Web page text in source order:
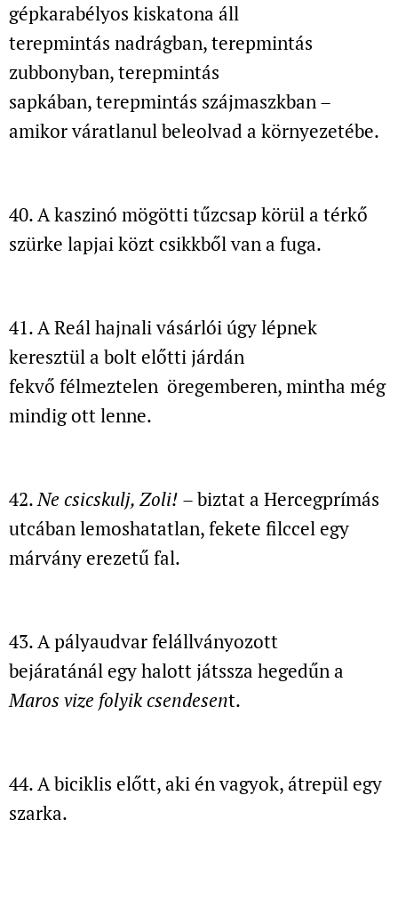
gépkarabélyos kiskatona áll
terepmintás nadrágban, terepmintás
zubbonyban, terepmintás
sapkában, terepmintás szájmaszkban –
amikor váratlanul beleolvad a környezetébe.
40. A kaszinó mögötti tűzcsap körül a térkő
szürke lapjai köztcsikkből van a fuga.
41. A Reál hajnali vásárlói úgy lépnek
keresztüla bolt előtti járdán
fekvő félmeztelen öregemberen, mintha még
mindig ott lenne.
42.Ne csicskulj, Zoli! – biztat a Hercegprímás
utcábanlemoshatatlan, fekete filccel egy
márvány erezetű fal.
43. A pályaudvar felállványozott
bejáratánálegy halott játssza hegedűn a
Maros vize folyik csendesent.
44. A biciklis előtt, aki én vagyok, átrepül egy
szarka.